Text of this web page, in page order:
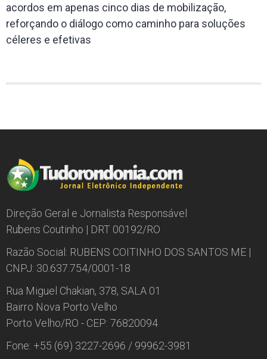
acordos em apenas cinco dias de mobilização,
reforçando o diálogo como caminho para soluções
céleres e efetivas
Direção Geral e Jornalista Responsável
Rubens Coutinho | DRT 00192/RO
Razão Social: RUBENS COITINHO DOS SANTOS ME |
CNPJ: 30.637.754/0001-18
Rua Miguel Chakian, 378, SALA 01
Bairro Nova Porto Velho
Porto Velho/RO - CEP: 76820094
Fone: +55 (69) 3227-2696 / 99962-3981